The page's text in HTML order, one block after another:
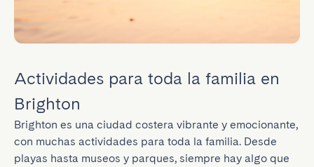
Actividades para toda la familia en
Brighton
Brighton es una ciudad costera vibrante y emocionante,
con muchas actividades para toda la familia. Desde
playas hasta museos y parques, siempre hay algo que